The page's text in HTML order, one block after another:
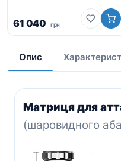
61 040 грн
Опис
Матриця для
(шаровидного